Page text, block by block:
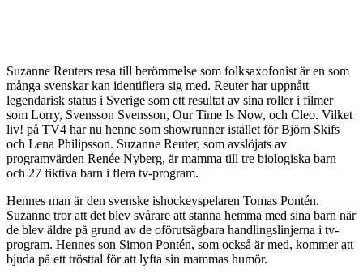
Suzanne Reuters resa till berömmelse som folksaxofonist är en som
många svenskar kan identifiera sig med. Reuter har uppnått
legendarisk status i Sverige som ett resultat av sina roller i filmer
som Lorry, Svensson Svensson, Our Time Is Now, och Cleo. Vilket
liv! på TV4 har nu henne som showrunner istället för Björn Skifs
och Lena Philipsson. Suzanne Reuter, som avslöjats av
programvärden Renée Nyberg, är mamma till tre biologiska barn
och 27 fiktiva barn i flera tv-program.
Hennes man är den svenske ishockeyspelaren Tomas Pontén.
Suzanne tror att det blev svårare att stanna hemma med sina barn när
de blev äldre på grund av de oförutsägbara handlingslinjerna i tv-
program. Hennes son Simon Pontén, som också är med, kommer att
bjuda på ett trösttal för att lyfta sin mammas humör.